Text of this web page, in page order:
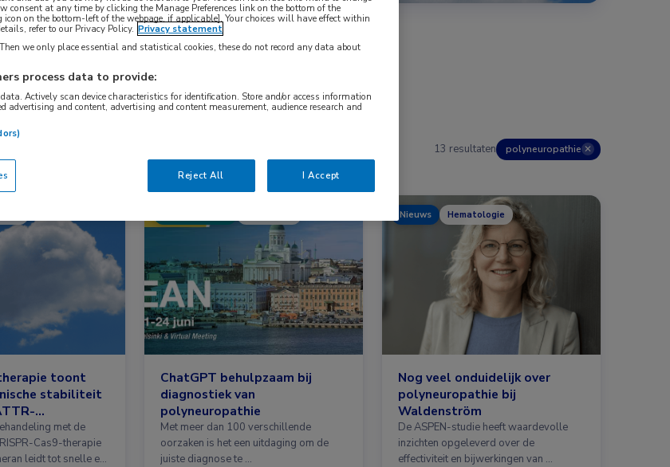
Nascholing Nieuws
13 resultaten polyneuropathie ✕
toont
stabiliteit
met de
Cas9-therapie
leidt tot snelle en
ChatGPT behulpzaam bij
diagnostiek van
polyneuropathie
Met meer dan 100 verschillende
oorzaken is het een uitdaging om de
juiste diagnose te …
Nieuws Hematologie
Nog veel onduidelijk over
polyneuropathie bij
Waldenström
De ASPEN-studie heeft waardevolle
inzichten opgeleverd over de
effectiviteit en bijwerkingen van …
consent at any time by clicking the Manage Preferences link on the bottom of the
icon on the bottom-left of the webpage, if applicable]. Your choices will have effect within
refer to our Privacy Policy. Privacy statement
we only place essential and statistical cookies, these do not record any data about
process data to provide:
data. Actively scan device characteristics for identification. Store and/or access information
advertising and content, advertising and content measurement, audience research and
Reject All I Accept